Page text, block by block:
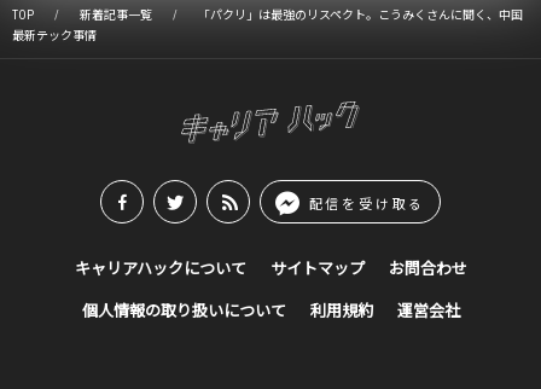
TOP 新着記事一覧
「パクリ」は最強のリスペクト。こうみくさんに聞く、中国
最新テック事情
配信を受け取る
キャリアハックについて サイトマップ お問合わせ
個人情報の取り扱いについて 利用規約 運営会社